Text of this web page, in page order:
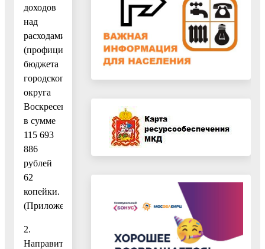
доходов
над
расходами
(профицит
бюджета
городского
округа
Воскресенск)
в сумме
115 693
886
рублей
62
копейки.
(Приложение.)
2.
Направить